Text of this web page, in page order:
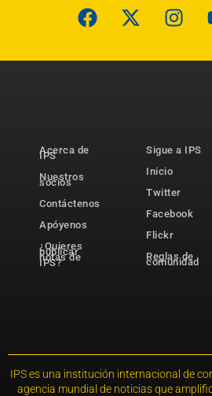
Acerca de
IPS
Nuestros
socios
Contáctenos
Apóyenos
¿Quieres
publicar
notas de
IPS?
Sigue a IPS
Inicio
Twitter
Facebook
Flickr
Reglas de
comunidad
IPS es una institución internacional de
agencia mundial de noticias que